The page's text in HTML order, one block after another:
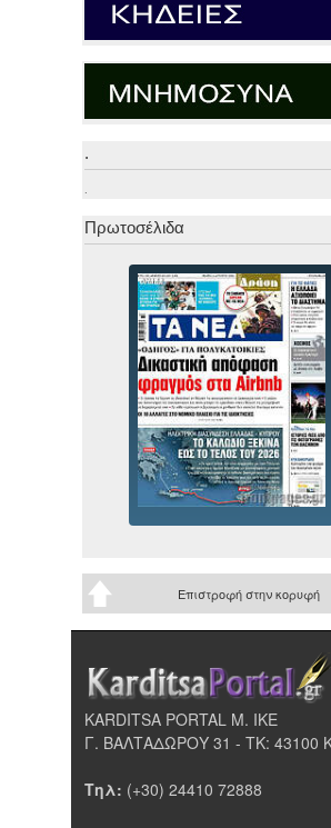
.
.
Πρωτοσέλιδα
Επιστροφή στην κορυφή
KARDITSA PORTAL Μ. ΙΚΕ
Γ. ΒΑΛΤΑΔΩΡΟΥ 31 - ΤΚ: 43100
Τηλ: (+30) 24410 72888